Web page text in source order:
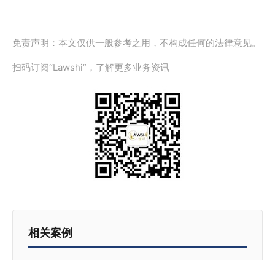
免责声明：本文仅供一般参考之用，不构成任何的法律意见。
扫码订阅“Lawshi”，了解更多业务资讯
相关案例